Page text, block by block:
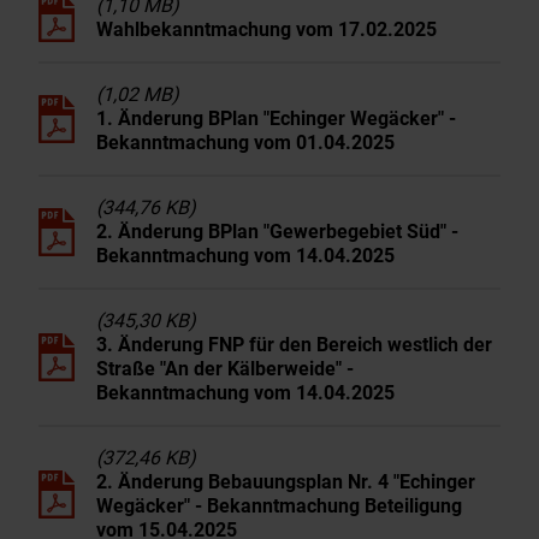
(1,10 MB)
Wahlbekanntmachung vom 17.02.2025
(1,02 MB)
1. Änderung BPlan "Echinger Wegäcker" -
Bekanntmachung vom 01.04.2025
(344,76 KB)
2. Änderung BPlan "Gewerbegebiet Süd" -
Bekanntmachung vom 14.04.2025
(345,30 KB)
3. Änderung FNP für den Bereich westlich der
Straße "An der Kälberweide" -
Bekanntmachung vom 14.04.2025
(372,46 KB)
2. Änderung Bebauungsplan Nr. 4 "Echinger
Wegäcker" - Bekanntmachung Beteiligung
vom 15.04.2025